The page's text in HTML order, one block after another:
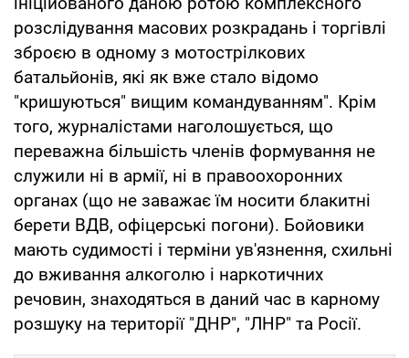
розслідування масових розкрадань і торгівлі
зброєю в одному з мотострілкових
батальйонів, які як вже стало відомо
"кришуються" вищим командуванням". Крім
того, журналістами наголошується, що
переважна більшість членів формування не
служили ні в армії, ні в правоохоронних
органах (що не заважає їм носити блакитні
берети ВДВ, офіцерські погони). Бойовики
мають судимості і терміни ув'язнення, схильні
до вживання алкоголю і наркотичних
речовин, знаходяться в даний час в карному
розшуку на території "ДНР", "ЛНР" та Росії.